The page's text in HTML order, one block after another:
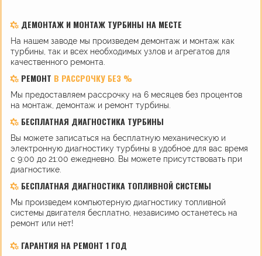
ДЕМОНТАЖ И МОНТАЖ ТУРБИНЫ НА МЕСТЕ
На нашем заводе мы произведем демонтаж и монтаж как
турбины, так и всех необходимых узлов и агрегатов для
качественного ремонта.
РЕМОНТ В РАССРОЧКУ БЕЗ %
Мы предоставляем рассрочку на 6 месяцев без процентов
на монтаж, демонтаж и ремонт турбины.
БЕСПЛАТНАЯ ДИАГНОСТИКА ТУРБИНЫ
Вы можете записаться на бесплатную механическую и
электронную диагностику турбины в удобное для вас время
с 9:00 до 21:00 ежедневно. Вы можете присутствовать при
диагностике.
БЕСПЛАТНАЯ ДИАГНОСТИКА ТОПЛИВНОЙ СИСТЕМЫ
Мы произведем компьютерную диагностику топливной
системы двигателя бесплатно, независимо останетесь на
ремонт или нет!
ГАРАНТИЯ НА РЕМОНТ 1 ГОД